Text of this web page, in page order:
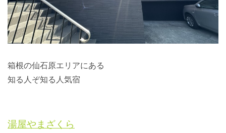
箱根の仙石原エリアにある
知る人ぞ知る人気宿
湯屋やまざくら